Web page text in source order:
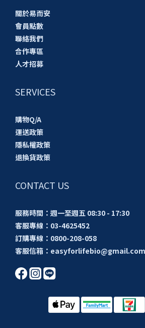
關於易而安
會員點數
聯絡我們
合作專區
人才招募
SERVICES
購物Q/A
運送政策
隱私權政策
退換貨政策
CONTACT US
服務時間：週一至週五 08:30 - 17:30
客服專線：03-4625452
訂購專線：0800-208-058
客服信箱：easyforlifebio@gmail.com